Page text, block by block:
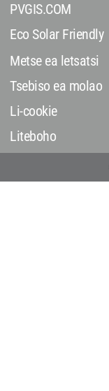
PVGIS.COM
Eco Solar Friendly
Metse ea letsatsi
Tsebiso ea molao
Li-cookie
Liteboho